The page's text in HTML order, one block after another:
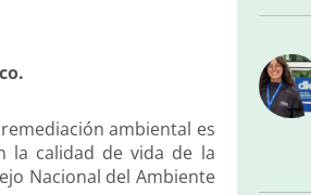
ambiental es
la calidad de vida de la
Nacional del Ambiente